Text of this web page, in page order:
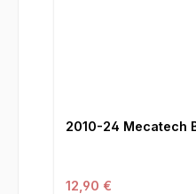
2010-24 Mecatech
Regulärer Preis:
12,90 €